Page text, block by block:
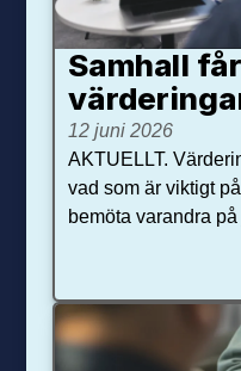
Samhall
12 juni 2026
AKTUELLT.
vad som är viktigt
bemöta varandra